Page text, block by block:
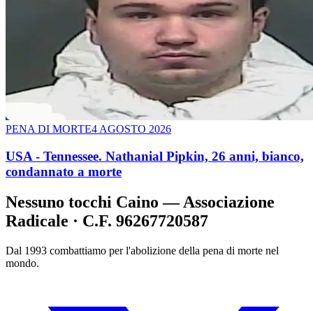
PENA DI MORTE4 AGOSTO 2026
USA - Tennessee. Nathanial Pipkin, 26 anni, bianco,
condannato a morte
Nessuno tocchi Caino — Associazione
Radicale · C.F. 96267720587
Dal 1993 combattiamo per l'abolizione della pena di morte nel
mondo.